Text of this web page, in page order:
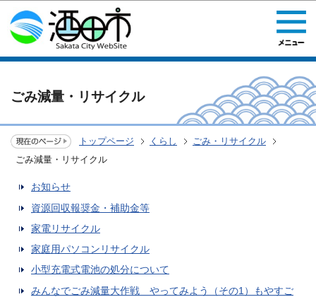
このページの本文へ移動
ごみ減量・リサイクル
トップページ くらし
ごみ・リサイクル
ごみ減量・リサイクル
お知らせ
資源回収報奨金・補助金等
家電リサイクル
家庭用パソコンリサイクル
小型充電式電池の処分について
みんなでごみ減量大作戦 やってみよう（その1）もやすご